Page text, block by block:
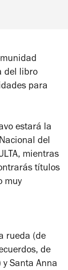
del libro
para
estará la
del
mientras
títulos
muy
rueda (de
de
y Santa Anna